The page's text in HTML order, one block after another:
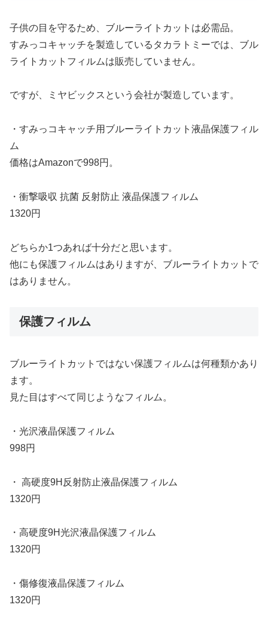
子供の目を守るため、ブルーライトカットは必需品。
すみっコキャッチを製造しているタカラトミーでは、ブル
ライトカットフィルムは販売していません。
ですが、ミヤビックスという会社が製造しています。
・すみっコキャッチ用ブルーライトカット液晶保護フィル
ム
価格はAmazonで998円。
・衝撃吸収 抗菌 反射防止 液晶保護フィルム
1320円
どちらか1つあれば十分だと思います。
他にも保護フィルムはありますが、ブルーライトカットで
はありません。
保護フィルム
ブルーライトカットではない保護フィルムは何種類かあり
ます。
見た目はすべて同じようなフィルム。
・光沢液晶保護フィルム
998円
・ 高硬度9H反射防止液晶保護フィルム
1320円
・高硬度9H光沢液晶保護フィルム
1320円
・傷修復液晶保護フィルム
1320円